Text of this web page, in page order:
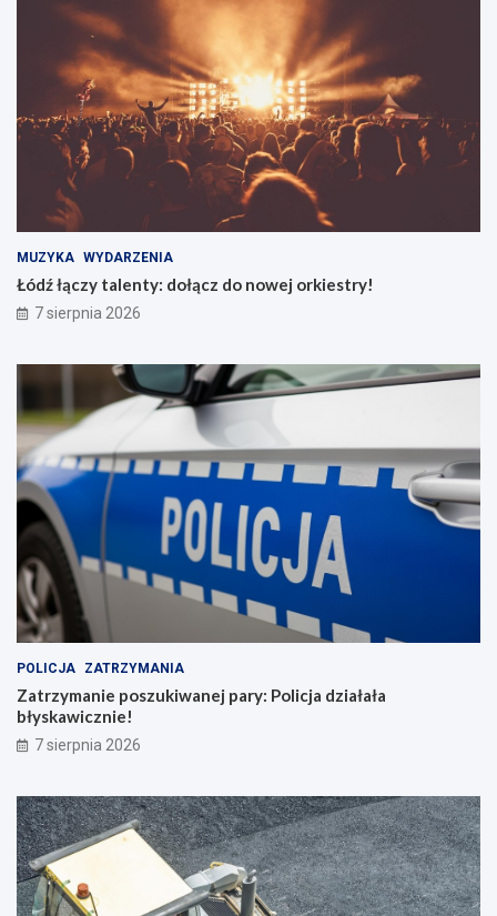
MUZYKA WYDARZENIA
Łódź łączy talenty: dołącz do nowej orkiestry!
7 sierpnia 2026
POLICJA ZATRZYMANIA
Zatrzymanie poszukiwanej pary: Policja działała
błyskawicznie!
7 sierpnia 2026